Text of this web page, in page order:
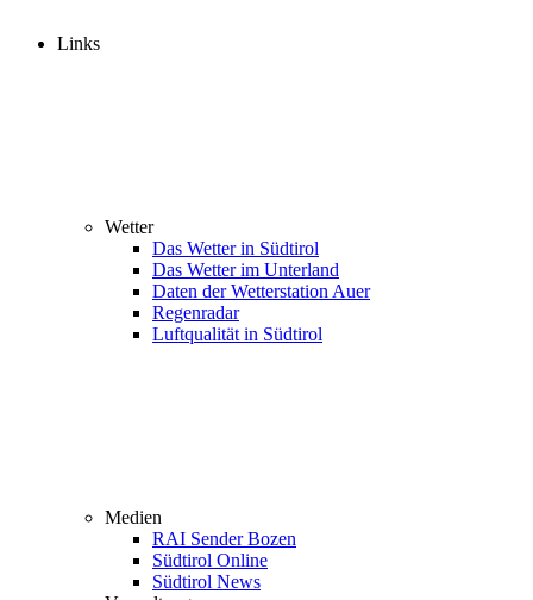
Links
Wetter
Das Wetter in Südtirol
Das Wetter im Unterland
Daten der Wetterstation Auer
Regenradar
Luftqualität in Südtirol
Medien
RAI Sender Bozen
Südtirol Online
Südtirol News